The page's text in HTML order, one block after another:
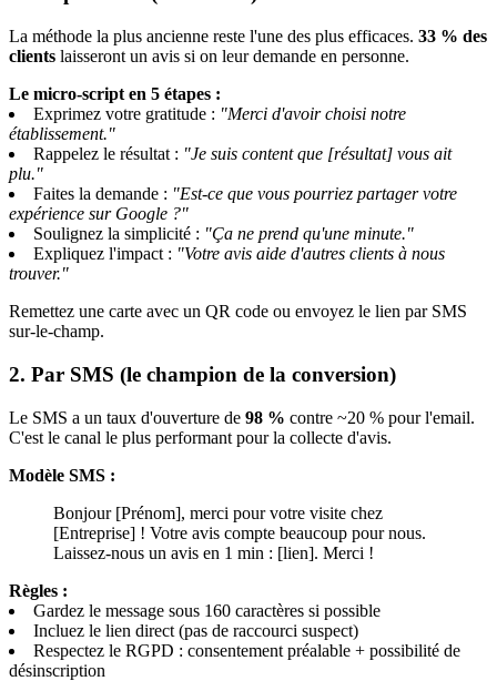
La méthode la plus ancienne reste l'une des plus efficaces. 33 % des
clients laisseront un avis si on leur demande en personne.
Le micro-script en 5 étapes :
Exprimez votre gratitude : "Merci d'avoir choisi notre
établissement."
Rappelez le résultat : "Je suis content que [résultat] vous ait
plu."
Faites la demande : "Est-ce que vous pourriez partager votre
expérience sur Google ?"
Soulignez la simplicité : "Ça ne prend qu'une minute."
Expliquez l'impact : "Votre avis aide d'autres clients à nous
trouver."
Remettez une carte avec un QR code ou envoyez le lien par SMS
sur-le-champ.
2. Par SMS (le champion de la conversion)
Le SMS a un taux d'ouverture de 98 % contre ~20 % pour l'email.
C'est le canal le plus performant pour la collecte d'avis.
Modèle SMS :
Bonjour [Prénom], merci pour votre visite chez
[Entreprise] ! Votre avis compte beaucoup pour nous.
Laissez-nous un avis en 1 min : [lien]. Merci !
Règles :
Gardez le message sous 160 caractères si possible
Incluez le lien direct (pas de raccourci suspect)
Respectez le RGPD : consentement préalable + possibilité de
désinscription